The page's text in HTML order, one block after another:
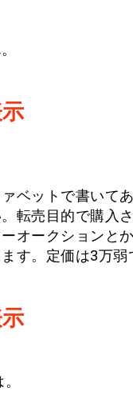
ベットで書いて
転売目的で購入
オークションと
す。定価は3万弱